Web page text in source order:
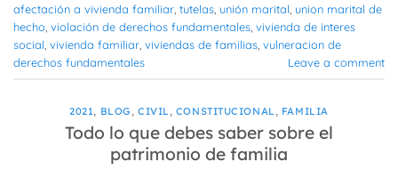
afectación a vivienda familiar, tutelas, unión marital, union marital de
hecho, violación de derechos fundamentales, vivienda de interes
social, vivienda familiar, viviendas de familias, vulneracion de
derechos fundamentales
Leave a comment
2021, BLOG , CIVIL , CONSTITUCIONAL , FAMILIA
Todo lo que debes saber sobre el
patrimonio de familia